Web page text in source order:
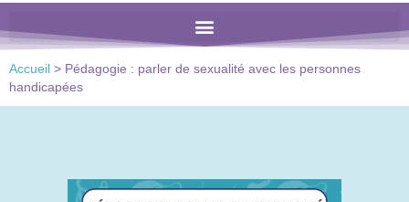
Accueil > Pédagogie : parler de sexualité avec les personnes
handicapées